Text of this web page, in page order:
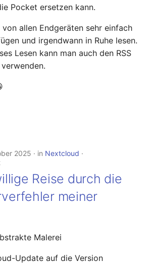
Pocket ersetzen kann.
allen Endgeräten sehr einfach
und irgendwann in Ruhe lesen.
Lesen kann man auch den RSS
verwenden.
2025 in Nextcloud
Reise durch die
meiner
Update auf die Version